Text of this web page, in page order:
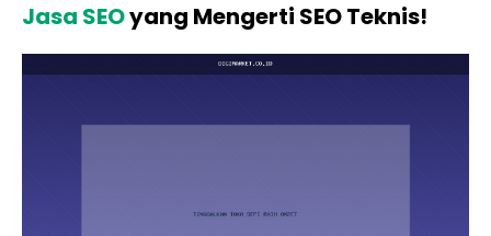
Jasa SEOyang Mengerti SEO Teknis!